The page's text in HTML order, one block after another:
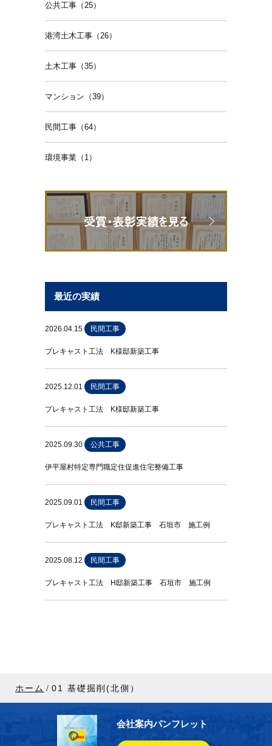
公共工事（25）
港湾土木工事（26）
土木工事（35）
マンション（39）
民間工事（64）
環境事業（1）
最近の実績
2026.04.15 民間工事
プレキャスト工法 K様邸新築工事
2025.12.01 民間工事
プレキャスト工法 K様邸新築工事
2025.09.30 公共工事
伊平屋村特定専門職定住促進住宅整備工事
2025.09.01 民間工事
プレキャスト工法 K邸新築工事 石垣市 施工例
2025.08.12 民間工事
プレキャスト工法 H邸新築工事 石垣市 施工例
ホーム 01 基礎掘削(北側）
会社案内パンフレット